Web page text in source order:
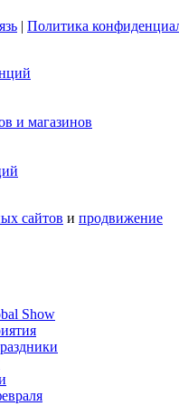
Политика
и магазинов
сайтов и продвижение
Show